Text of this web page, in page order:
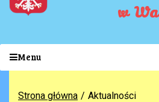
w
Menu
Strona główna Aktualności